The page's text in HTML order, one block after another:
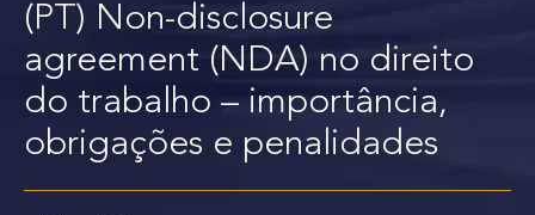
(PT) Non-disclosure
agreement (NDA) no direito
do trabalho – importância,
obrigações e penalidades